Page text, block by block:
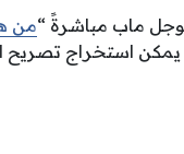
ماب مباشرةً “من
يمكن استخراج تصريح